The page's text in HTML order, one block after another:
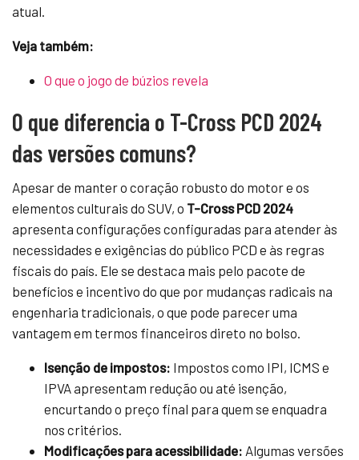
atual.
Veja também:
O que o jogo de búzios revela
O que diferencia o T-Cross PCD 2024
das versões comuns?
Apesar de manter o coração robusto do motor e os
elementos culturais do SUV, o T-Cross PCD 2024
apresenta configurações configuradas para atender às
necessidades e exigências do público PCD e às regras
fiscais do país. Ele se destaca mais pelo pacote de
benefícios e incentivo do que por mudanças radicais na
engenharia tradicionais, o que pode parecer uma
vantagem em termos financeiros direto no bolso.
Isenção de impostos: Impostos como IPI, ICMS e
IPVA apresentam redução ou até isenção,
encurtando o preço final para quem se enquadra
nos critérios.
Modificações para acessibilidade: Algumas versões